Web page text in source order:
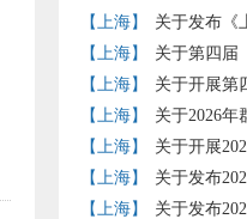
赛的通知
【上海】
关于发布《
理办法》（试行）的
【上海】
关于第四届
匠”培育工作的补充通
【上海】
关于开展第
量工匠”培育认定工作
【上海】
关于2026年
评价结果的公示
【上海】
关于开展
动的通知
【上海】
关于发布
新实践评价准则团体
【上海】
关于发布